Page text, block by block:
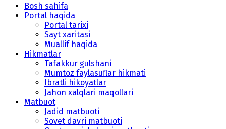
Bosh sahifa
Portal haqida
Portal tarixi
Sayt xaritasi
Muallif haqida
Hikmatlar
Tafakkur gulshani
Mumtoz faylasuflar hikmati
Ibratli hikoyatlar
Jahon xalqlari maqollari
Matbuot
Jadid matbuoti
Sovet davri matbuoti